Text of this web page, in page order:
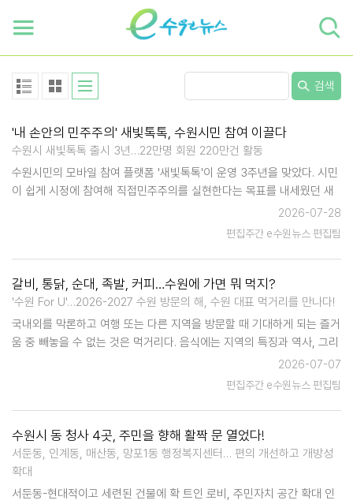
검색
'내 손안의 민주주의' 새빛톡톡, 수원시민 참여 이끌다
수원시 새빛톡톡 출시 3년…22만명 회원 220만건 활동
수원시민의 모바일 참여 플랫폼 '새빛톡톡'이 운영 3주년을 맞았다. 시민
이 쉽게 시정에 참여해 직접민주주의를 실현한다는 목표를 내세웠던 새
빛톡톡은 창의적인 시민의 아이디어를 정책에 반영하는 출발점이자 시민
의 의견을 수렴하는 창구로 활용됐다. 지난 3년 동안 수원시 온라인 중
2026-07-28
편집주간 e수원뉴스 편집팀
갈비, 통닭, 순대, 족발, 커피…수원에 가면 뭐 먹지?
'수원 For U'…2026-2027 수원 방문의 해, 수원 대표 먹거리를 만나다!
국내외를 막론하고 여행 또는 다른 지역을 방문할 때 기대하게 되는 즐거
움 중 빼놓을 수 없는 것은 먹거리다. 음식에는 지역의 특징과 역사, 그리
고 그 지역에서 살아온 사람들의 이야기가 담겨 있기 때문이다. 수원의
대표 먹거리들도 그렇다. 손님에게 대접하기 좋은 고급 음식부터 …
2026-07-07
편집주간 e수원뉴스 편집팀
수원시 동 청사 4곳, 주민을 향해 활짝 문 열었다!
서둔동, 인계동, 매산동, 망포1동 행정복지센터… 편의 개선하고 개방성
확대
서둔동-현대적이고 세련된 건물에 확 트인 로비, 주민자치 공간 확대 인